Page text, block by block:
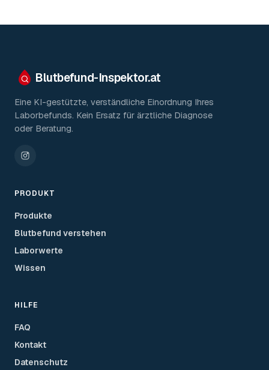
Blutbefund-Inspektor.at
Eine KI-gestützte, verständliche Einordnung Ihres
Laborbefunds. Kein Ersatz für ärztliche Diagnose
oder Beratung.
PRODUKT
Produkte
Blutbefund verstehen
Laborwerte
Wissen
HILFE
FAQ
Kontakt
Datenschutz